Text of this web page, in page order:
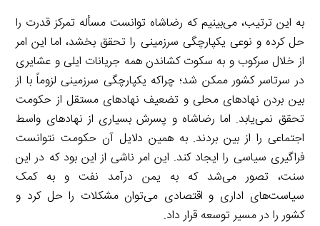
به این ترتیب، می‌بینیم که رضاشاه توانست مسأله تمرکز قدرت را
حل کرده و نوعی یکپارچگی سرزمینی را تحقق بخشد، اما این امر
از خلال سرکوب و به سکوت کشاندن همه جریانات ایلی و عشایری
در سرتاسر کشور ممکن شد؛ چراکه یکپارچگی سرزمینی لزوماً با از
بین بردن نهادهای محلی و تضعیف نهادهای مستقل از حکومت
تحقق نمی‌یابد. اما رضاشاه و پسرش بسیاری از نهادهای واسط
اجتماعی را از بین بردند. به همین دلایل آن حکومت نتوانست
فراگیری سیاسی را ایجاد کند. این امر ناشی از این بود که در این
سنت، تصور می‌شد که به یمن درآمد نفت و به کمک
سیاست‌های اداری و اقتصادی می‌توان مشکلات را حل کرد و
کشور را در مسیر توسعه قرار داد.